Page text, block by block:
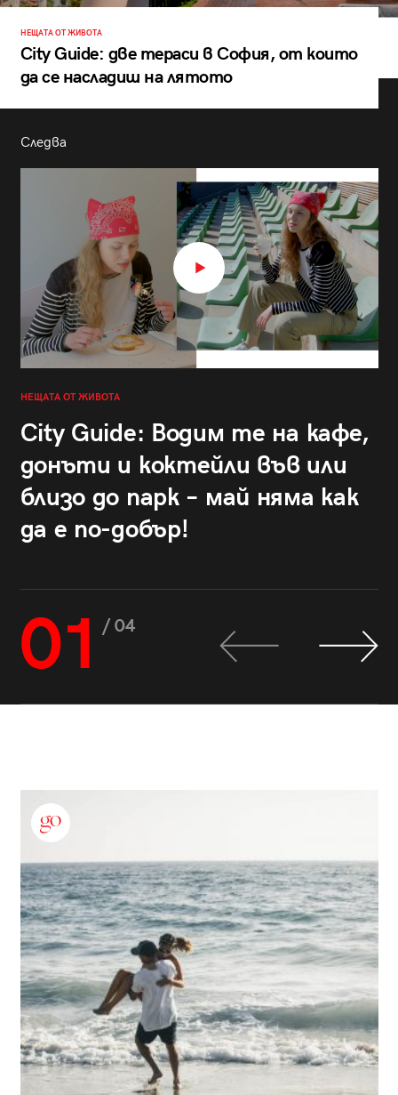
НЕЩАТА ОТ ЖИВОТА
City Guide: две тераси в София, от които
да се насладиш на лятото
Следва
НЕЩАТА ОТ ЖИВОТА
City Guide: Водим те на кафе,
донъти и коктейли във или
близо до парк – май няма как
да е по-добър!
01 / 04